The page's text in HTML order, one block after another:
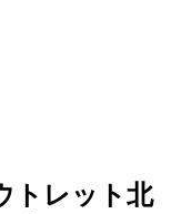
トレット北